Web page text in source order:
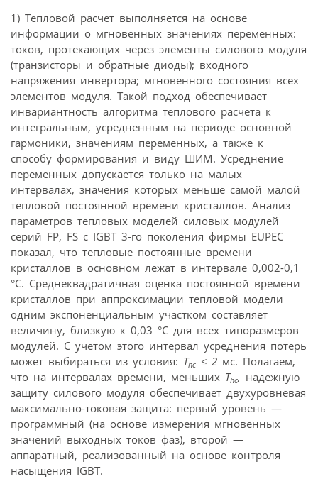
1) Тепловой расчет выполняется на основе
информации о мгновенных значениях переменных:
токов, протекающих через элементы силового модуля
(транзисторы и обратные диоды); входного
напряжения инвертора; мгновенного состояния всех
элементов модуля. Такой подход обеспечивает
инвариантность алгоритма теплового расчета к
интегральным, усредненным на периоде основной
гармоники, значениям переменных, а также к
способу формирования и виду ШИМ. Усреднение
переменных допускается только на малых
интервалах, значения которых меньше самой малой
тепловой постоянной времени кристаллов. Анализ
параметров тепловых моделей силовых модулей
серий FP, FS с IGBT 3-го поколения фирмы EUPEC
показал, что тепловые постоянные времени
кристаллов в основном лежат в интервале 0,002-0,1
°C. Среднеквадратичная оценка постоянной времени
кристаллов при аппроксимации тепловой модели
одним экспоненциальным участком составляет
величину, близкую к 0,03 °C для всех типоразмеров
модулей. С учетом этого интервал усреднения потерь
может выбираться из условия: Thc ≤ 2 мс. Полагаем,
что на интервалах времени, меньших Thc, надежную
защиту силового модуля обеспечивает двухуровневая
максимально-токовая защита: первый уровень —
программный (на основе измерения мгновенных
значений выходных токов фаз), второй —
аппаратный, реализованный на основе контроля
насыщения IGBT.